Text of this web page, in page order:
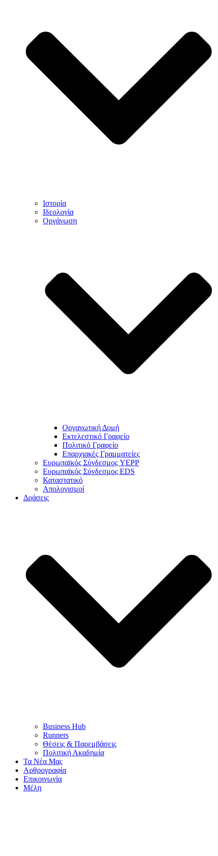
Ιστορία
Ιδεολογία
Οργάνωση
Οργανωτική Δομή
Εκτελεστικό Γραφείο
Πολιτικό Γραφείο
Επαρχιακές Γραμματείες
Ευρωπαϊκός Σύνδεσμος YEPP
Ευρωπαϊκός Σύνδεσμος EDS
Καταστατικό
Απολογισμοί
Δράσεις
Business Hub
Runners
Θέσεις & Παρεμβάσεις
Πολιτική Ακαδημία
Τα Νέα Μας
Αρθρογραφία
Επικοινωνία
Μέλη